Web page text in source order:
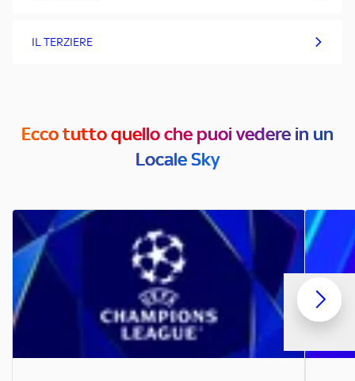
IL TERZIERE
Ecco tutto quello che puoi vedere in un
Locale Sky